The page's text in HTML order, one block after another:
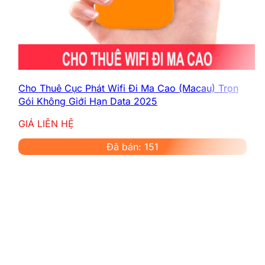
Cho Thuê Cục Phát Wifi Đi Ma Cao (Macau) Trọn
Gói Không Giới Hạn Data 2025
GIÁ LIÊN HỆ
Đã bán: 151